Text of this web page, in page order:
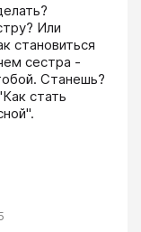
Или
становиться
сестра -
Станешь?
стать